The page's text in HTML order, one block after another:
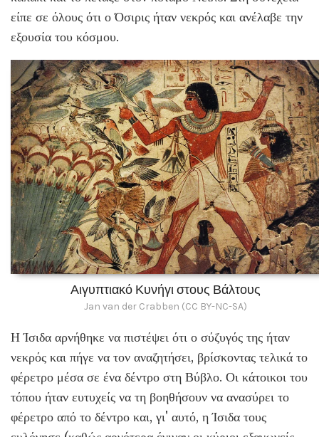
είπε σε όλους ότι ο Όσιρις ήταν νεκρός και ανέλαβε την
εξουσία του κόσμου.
Αιγυπτιακό Κυνήγι στους Βάλτους
Jan van der Crabben (CC BY-NC-SA)
Η Ίσιδα αρνήθηκε να πιστέψει ότι ο σύζυγός της ήταν
νεκρός και πήγε να τον αναζητήσει, βρίσκοντας τελικά το
φέρετρο μέσα σε ένα δέντρο στη Βύβλο. Οι κάτοικοι του
τόπου ήταν ευτυχείς να τη βοηθήσουν να ανασύρει το
φέρετρο από το δέντρο και, γι' αυτό, η Ίσιδα τους